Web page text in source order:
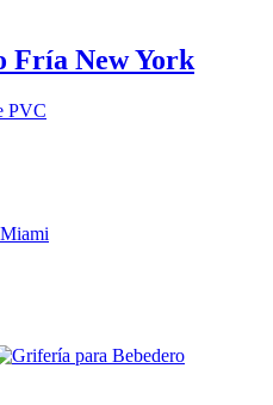
Fría New York